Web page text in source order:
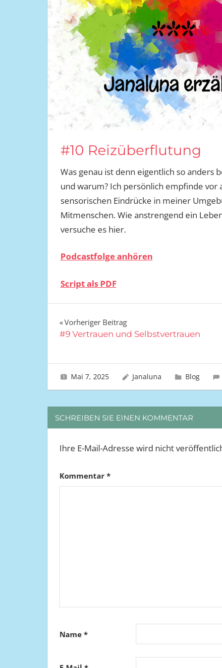
#10 Reizüberflutung
Was genau ist denn eigentlich so anders
und warum? Ich persönlich empfinde
sensorischen Eindrücke in meiner
Mitmenschen. Wie anstrengend ein
versuche es hier.
Podcastfolge anhören
Script als PDF
Beitrags-
Vorheriger Beitrag
#9 Vertrauen und Selbstvertrauen
Mai 7, 2025 Janaluna Blog
SCHREIBEN SIE EINEN KOMMENTAR
Ihre E-Mail-Adresse wird nicht
Kommentar *
Name *